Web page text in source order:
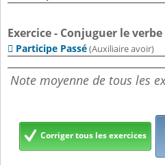
Exercice - Conjuguer le verbe
 Participe Passé(Auxiliaire avoir)
Note moyenne de tous les
Corriger tous les exercices